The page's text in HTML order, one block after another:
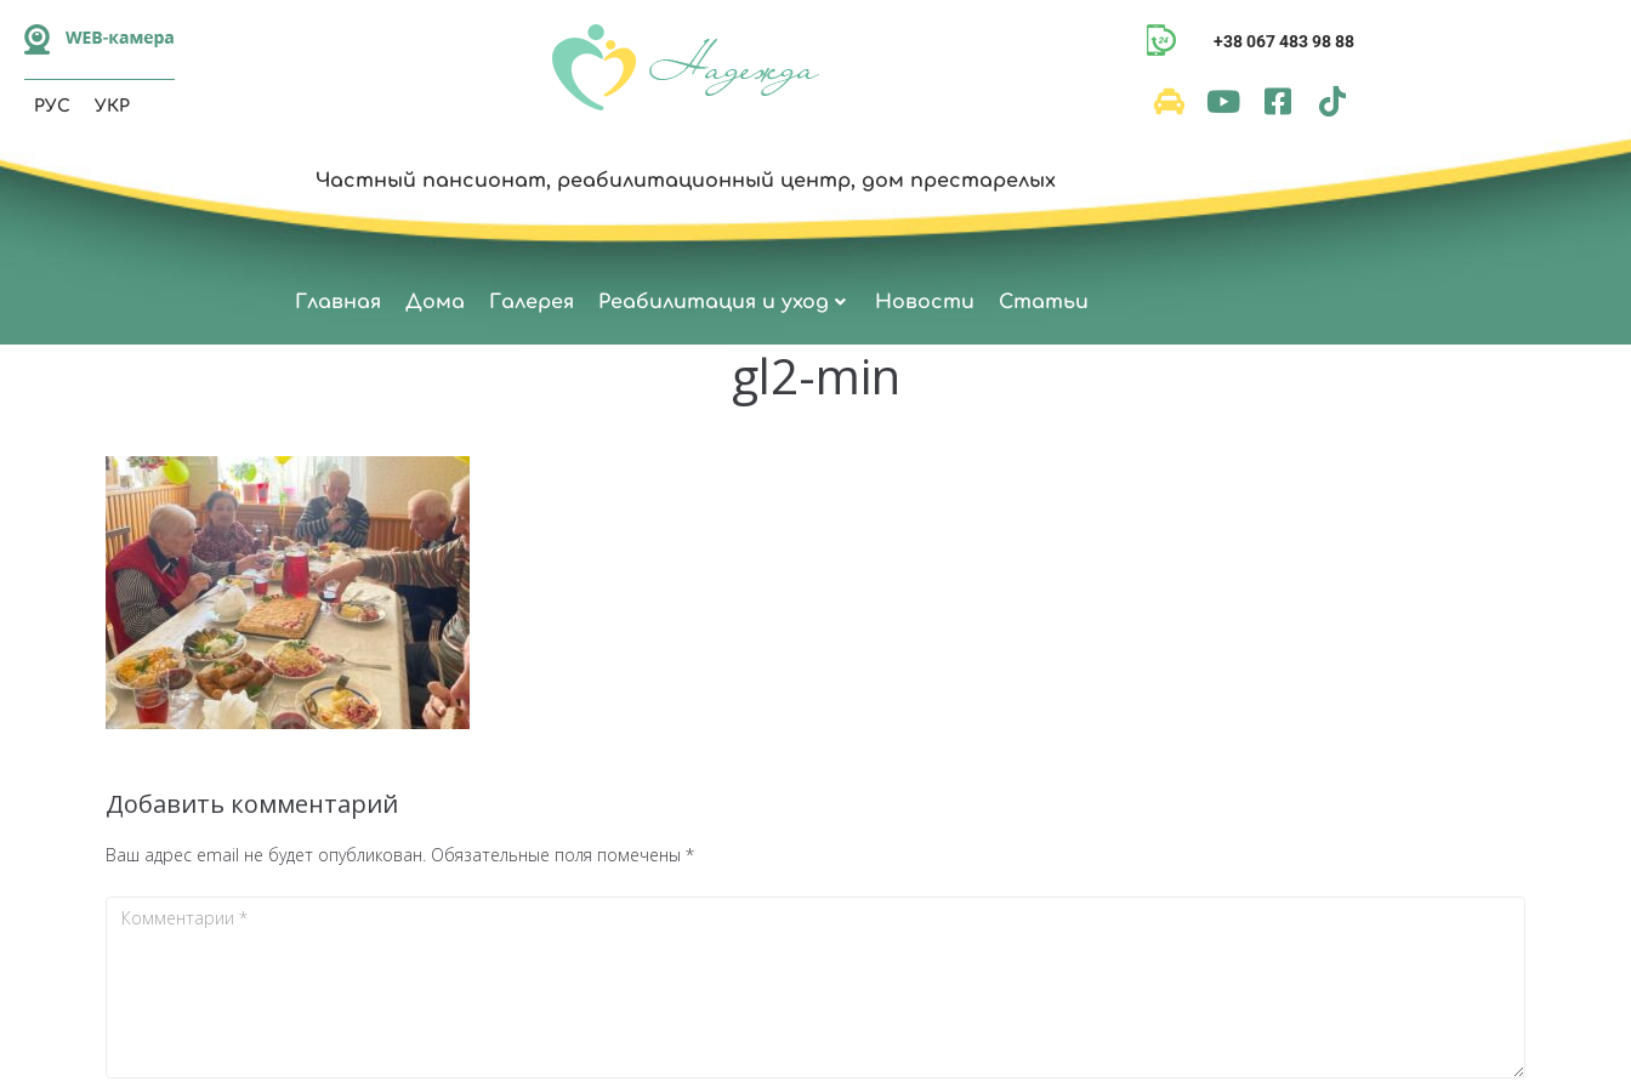
РУС УКР
Частный пансионат, реабилитационный центр, дом престарелых
+38 067 483 98 88
Главная Дома Галерея Реабилитация и уход Новости Статьи
gl2-min
Добавить комментарий
Ваш адрес email не будет опубликован. Обязательные поля помечены *